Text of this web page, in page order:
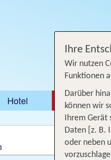
Hotel DEALS
Ausflüge
Ihre
Wir nutzen
Funktionen
Darüber
können wir
Ihrem
Daten [z. B.
oder neben